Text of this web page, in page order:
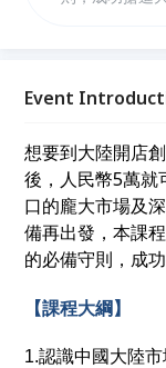
Event
想要到大陸開店
後，人民幣5萬就
口的龐大市場及
備再出發，本課
的必備守則，成
【課程大綱】
1.認識中國大陸